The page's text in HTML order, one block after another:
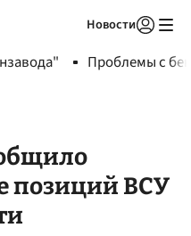
Новости
Проблемы с
позиций ВСУ